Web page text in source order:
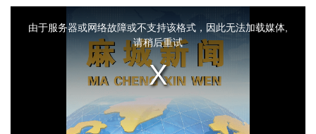
modal由于服务器或网络故障或不支持该格式，因此无法加载媒体,
请稍后重试